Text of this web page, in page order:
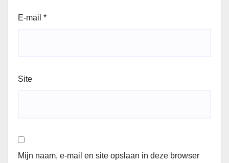
E-mail *
Site
Mijn naam, e-mail en site opslaan in deze browser